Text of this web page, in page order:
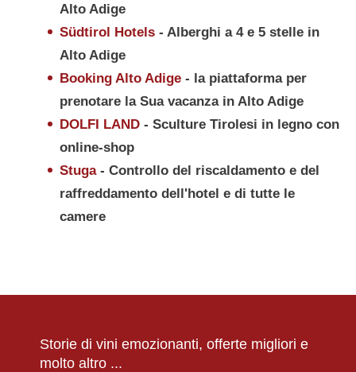
Alto Adige
Südtirol Hotels - Alberghi a 4 e 5 stelle in
Alto Adige
Booking Alto Adige - la piattaforma per
prenotare la Sua vacanza in Alto Adige
DOLFI LAND - Sculture Tirolesi in legno con
online-shop
Stuga- Controllo del riscaldamento e del
raffreddamento dell'hotel e di tutte le
camere
Storie di vini emozionanti, offerte migliori e
molto altro ...